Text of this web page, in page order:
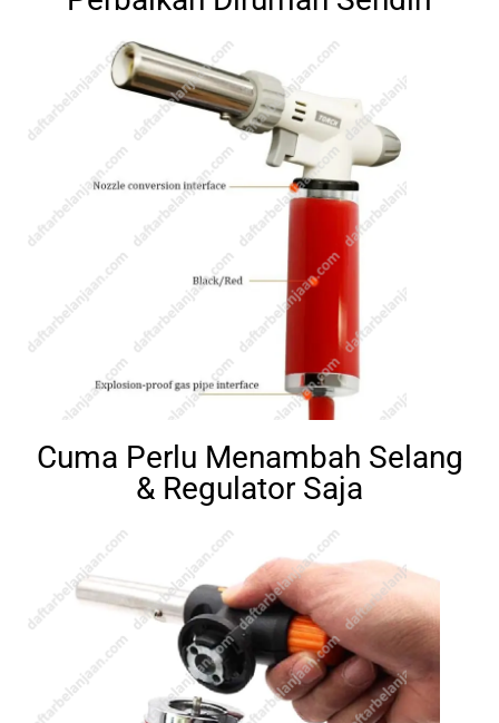
Cuma Perlu Menambah Selang
& Regulator Saja